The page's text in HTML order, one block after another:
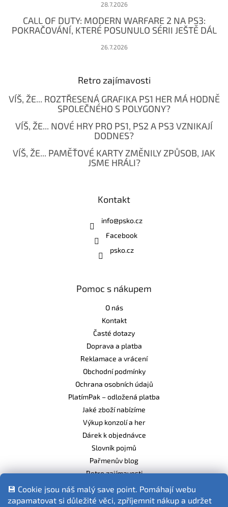
💾 Cookie jsou náš malý save point. Pomáhají webu
zapamatovat si důležité věci, zpříjemnit nákup a udržet
28.7.2026
CALL OF DUTY: MODERN WARFARE 2 NA PS3:
POKRAČOVÁNÍ, KTERÉ POSUNULO SÉRII JEŠTĚ DÁL
26.7.2026
Retro zajímavosti
VÍŠ, ŽE... ROZTŘESENÁ GRAFIKA PS1 HER MÁ HODNĚ
SPOLEČNÉHO S POLYGONY?
VÍŠ, ŽE... NOVÉ HRY PRO PS1, PS2 A PS3 VZNIKAJÍ
DODNES?
VÍŠ, ŽE... PAMĚŤOVÉ KARTY ZMĚNILY ZPŮSOB, JAK
JSME HRÁLI?
Kontakt
info@psko.cz
Facebook
psko.cz
Pomoc s nákupem
O nás
Kontakt
Časté dotazy
Doprava a platba
Reklamace a vrácení
Obchodní podmínky
Ochrana osobních údajů
PlatímPak – odložená platba
Jaké zboží nabízíme
Výkup konzolí a her
Dárek k objednávce
Slovník pojmů
Pařmenův blog
Retro zajímavosti
Balíme ekologicky